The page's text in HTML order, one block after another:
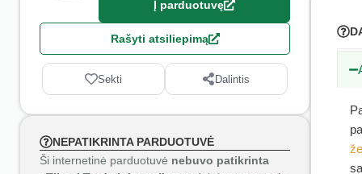
Į parduotuvę
Rašyti atsiliepimą
Sekti Dalintis
NEPATIKRINTA PARDUOTUVĖ
Ši internetinė parduotuvė nebuvo patikrinta